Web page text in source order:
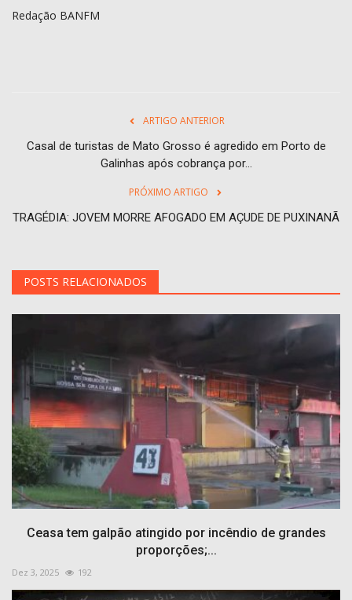
Redação BANFM
ARTIGO ANTERIOR
Casal de turistas de Mato Grosso é agredido em Porto de
Galinhas após cobrança por...
PRÓXIMO ARTIGO
TRAGÉDIA: JOVEM MORRE AFOGADO EM AÇUDE DE PUXINANÃ
POSTS RELACIONADOS
Ceasa tem galpão atingido por incêndio de grandes
proporções;...
Dez 3, 2025 192